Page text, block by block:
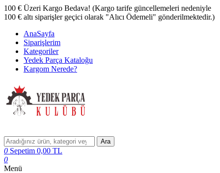
100 € Üzeri Kargo Bedava! (Kargo tarife güncellemeleri nedeniyle
100 € altı siparişler geçici olarak "Alıcı Ödemeli" gönderilmektedir.)
AnaSayfa
Siparişlerim
Kategoriler
Yedek Parça Kataloğu
Kargom Nerede?
Ara
0 Sepetim 0,00 TL
0
Menü